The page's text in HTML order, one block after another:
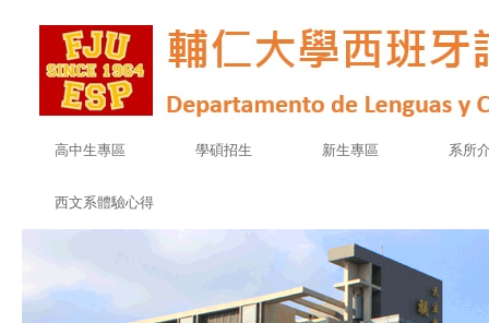
高中生專區 學碩招生 新生專區 系所
西文系體驗心得